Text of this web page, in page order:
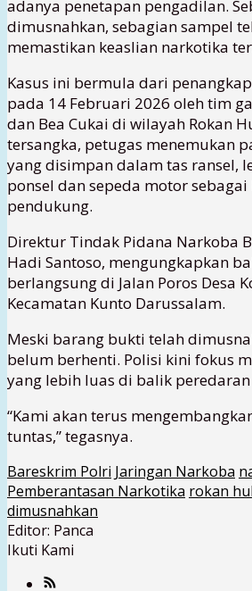
adanya penetapan pengadilan.
dimusnahkan, sebagian sampel
memastikan keaslian narkotika
Kasus ini bermula dari
pada 14 Februari 2026 oleh tim
dan Bea Cukai di wilayah Rokan
tersangka, petugas menemukan
yang disimpan dalam tas ransel,
ponsel dan sepeda motor
pendukung.
Direktur Tindak Pidana Narkoba
Hadi Santoso, mengungkapkan
berlangsung di Jalan Poros Desa
Kecamatan Kunto Darussalam.
Meski barang bukti telah
belum berhenti. Polisi kini fokus
yang lebih luas di balik
“Kami akan terus
tuntas,” tegasnya.
Bareskrim Polri Jaringan Narkoba
Pemberantasan Narkotika rokan
dimusnahkan
Editor: Panca
Ikuti Kami